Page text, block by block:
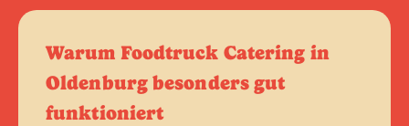
Warum Foodtruck Catering in
Oldenburg besonders gut
funktioniert